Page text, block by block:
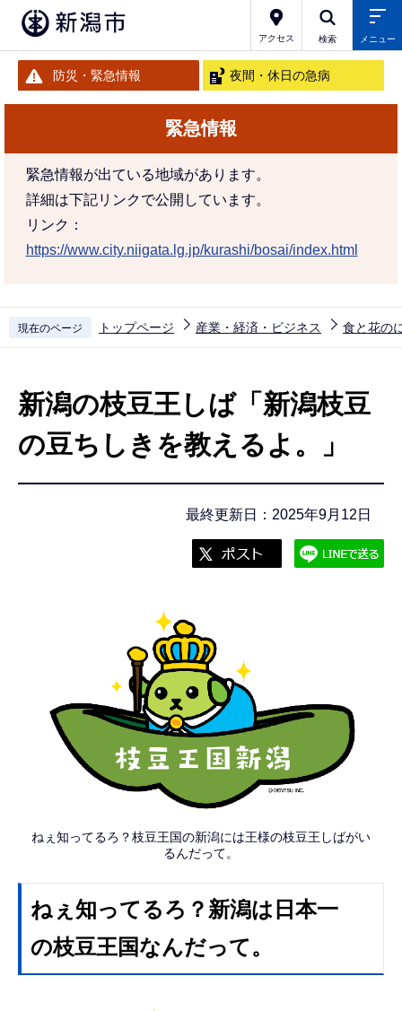
アクセス 検索 メニュー
防災・緊急情報 夜間・休日の急病
緊急情報
緊急情報が出ている地域があります。
詳細は下記リンクで公開しています。
リンク：
https://www.city.niigata.lg.jp/kurashi/bosai/index.html
現在のページ トップページ 産業・経済・ビジネス 食と花の
新潟の枝豆王しば「新潟枝豆
の豆ちしきを教えるよ。」
最終更新日：2025年9月12日
ねぇ知ってるろ？枝豆王国の新潟には王様の枝豆王しばがい
るんだって。
ねぇ知ってるろ？新潟は日本一
の枝豆王国なんだって。